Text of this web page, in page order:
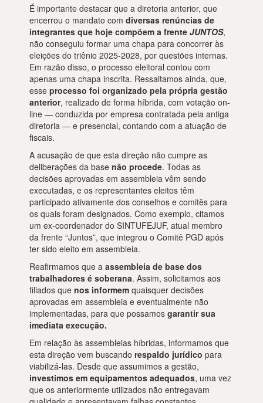
É importante destacar que a diretoria anterior, que
encerrou o mandato com diversas renúncias de
integrantes que hoje compõem a frente JUNTOS,
não conseguiu formar uma chapa para concorrer às
eleições do triênio 2025-2028, por questões internas.
Em razão disso, o processo eleitoral contou com
apenas uma chapa inscrita. Ressaltamos ainda, que,
esse processo foi organizado pela própria gestão
anterior, realizado de forma híbrida, com votação on-
line — conduzida por empresa contratada pela antiga
diretoria — e presencial, contando com a atuação de
fiscais.
A acusação de que esta direção não cumpre as
deliberações da base não procede. Todas as
decisões aprovadas em assembleia vêm sendo
executadas, e os representantes eleitos têm
participado ativamente dos conselhos e comitês para
os quais foram designados. Como exemplo, citamos
um ex-coordenador do SINTUFEJUF, atual membro
da frente “Juntos”, que integrou o Comitê PGD após
ter sido eleito em assembleia.
Reafirmamos que a assembleia de base dos
trabalhadores é soberana. Assim, solicitamos aos
filiados que nos informem quaisquer decisões
aprovadas em assembleia e eventualmente não
implementadas, para que possamos garantir sua
imediata execução.
Em relação às assembleias híbridas, informamos que
esta direção vem buscando respaldo jurídico para
viabilizá-las. Desde que assumimos a gestão,
investimos em equipamentos adequados, uma vez
que os anteriormente utilizados não entregavam